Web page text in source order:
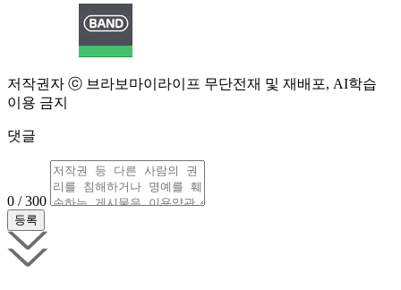
저작권자 ⓒ 브라보마이라이프 무단전재 및 재배포, AI학습
이용 금지
댓글
0 / 300